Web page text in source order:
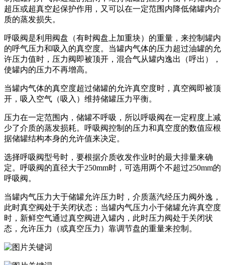
超压或超真空起保护作用，又可以在一定范围内降低储罐内介
质的蒸发损失。
呼吸阀是利用阀盘（有时阀盘上加重块）的重量，来控制罐内
的呼气压力和吸入的真空度。当罐内气体的压力超过油罐的允
许压力值时，压力阀即被顶开，混合气从罐内逸出（呼出），
使罐内的压力不再增高。
当罐内气体的真空度超过储罐的允许真空度时，真空阀即被顶
开，吸入空气（吸入）维持储罐压力平衡。
压力在一定范围内，储罐不呼吸，所以呼吸阀在一定程度上减
少了介质的蒸发损耗。呼吸阀控制的压力和真空度的数值应根
据储罐结构本身的允许值来决定。
选择呼吸阀型号时，要根据介质收发作业时的最大排量来确
定。呼吸阀的直径大于250mm时，可选用两个不超过250mm的
呼吸阀。
当罐内气压力大于储罐允许压力时，介质蒸汽经压力阀外逸，
此时真空阀处于关闭状态；当罐内气压力小于储罐允许真空度
时，新鲜空气通过真空阀进入罐内，此时压力阀处于关闭状
态，允许压力（或真空压力）靠调节盘的重量来控制。